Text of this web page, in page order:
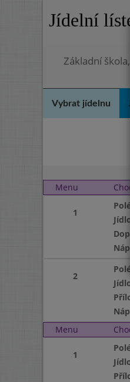
Jídelní
Základní
Vybrat jídelnu
Menu
1
2
Menu
1